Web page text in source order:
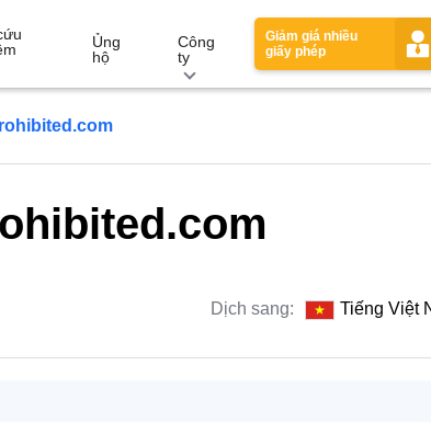
Ủng
hộ
Công
ty
Giảm giá nhiều
giấy phép
Dịch sang: Tiếng Việt